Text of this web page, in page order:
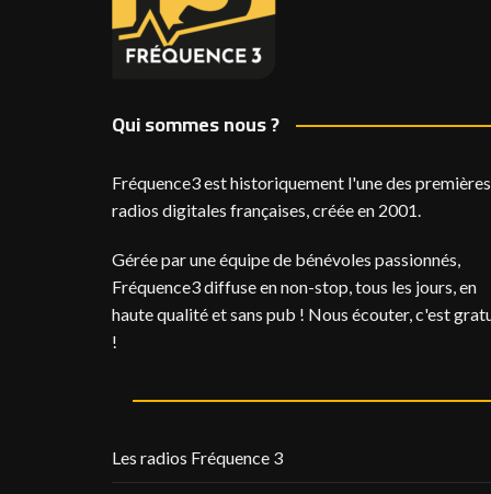
Qui sommes nous ?
Fréquence3 est historiquement l'une des premières
radios digitales françaises, créée en 2001.
Gérée par une équipe de bénévoles passionnés,
Fréquence3 diffuse en non-stop, tous les jours, en
haute qualité et sans pub ! Nous écouter, c'est
!
Les radios Fréquence 3